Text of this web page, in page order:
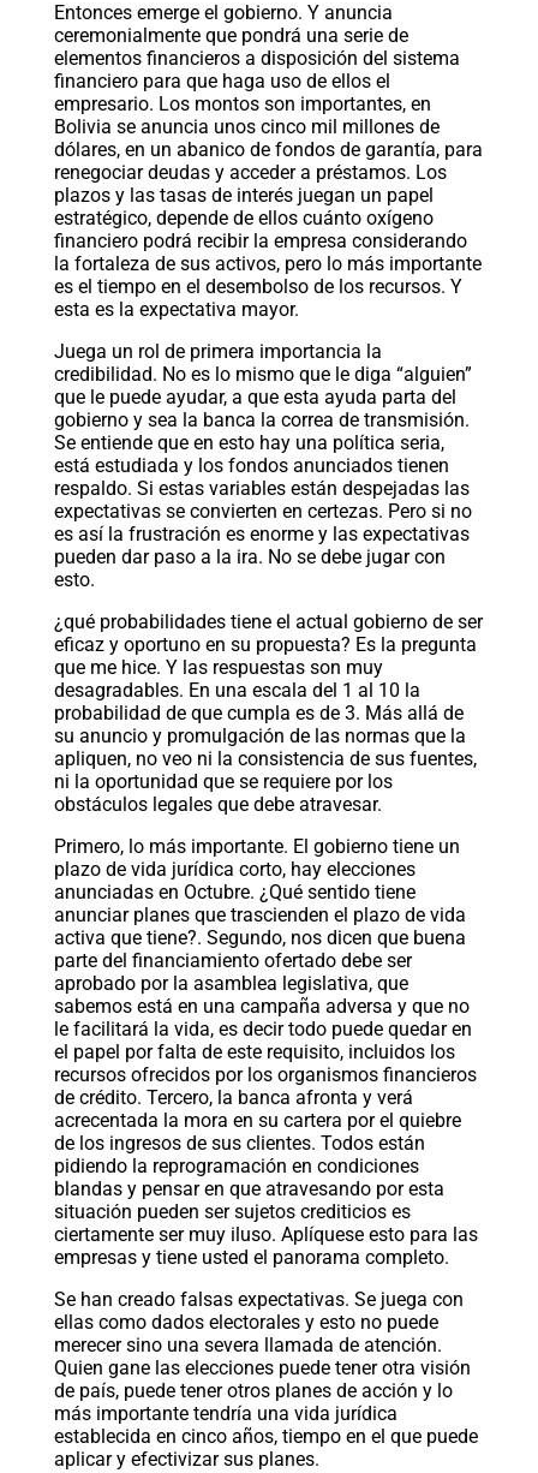
Entonces emerge el gobierno. Y anuncia
ceremonialmente que pondrá una serie de
elementos financieros a disposición del sistema
financiero para que haga uso de ellos el
empresario. Los montos son importantes, en
Bolivia se anuncia unos cinco mil millones de
dólares, en un abanico de fondos de garantía, para
renegociar deudas y acceder a préstamos. Los
plazos y las tasas de interés juegan un papel
estratégico, depende de ellos cuánto oxígeno
financiero podrá recibir la empresa considerando
la fortaleza de sus activos, pero lo más importante
es el tiempo en el desembolso de los recursos. Y
esta es la expectativa mayor.
Juega un rol de primera importancia la
credibilidad. No es lo mismo que le diga “alguien”
que le puede ayudar, a que esta ayuda parta del
gobierno y sea la banca la correa de transmisión.
Se entiende que en esto hay una política seria,
está estudiada y los fondos anunciados tienen
respaldo. Si estas variables están despejadas las
expectativas se convierten en certezas. Pero si no
es así la frustración es enorme y las expectativas
pueden dar paso a la ira. No se debe jugar con
esto.
¿qué probabilidades tiene el actual gobierno de ser
eficaz y oportuno en su propuesta? Es la pregunta
que me hice. Y las respuestas son muy
desagradables. En una escala del 1 al 10 la
probabilidad de que cumpla es de 3. Más allá de
su anuncio y promulgación de las normas que la
apliquen, no veo ni la consistencia de sus fuentes,
ni la oportunidad que se requiere por los
obstáculos legales que debe atravesar.
Primero, lo más importante. El gobierno tiene un
plazo de vida jurídica corto, hay elecciones
anunciadas en Octubre. ¿Qué sentido tiene
anunciar planes que trascienden el plazo de vida
activa que tiene?. Segundo, nos dicen que buena
parte del financiamiento ofertado debe ser
aprobado por la asamblea legislativa, que
sabemos está en una campaña adversa y que no
le facilitará la vida, es decir todo puede quedar en
el papel por falta de este requisito, incluidos los
recursos ofrecidos por los organismos financieros
de crédito. Tercero, la banca afronta y verá
acrecentada la mora en su cartera por el quiebre
de los ingresos de sus clientes. Todos están
pidiendo la reprogramación en condiciones
blandas y pensar en que atravesando por esta
situación pueden ser sujetos crediticios es
ciertamente ser muy iluso. Aplíquese esto para las
empresas y tiene usted el panorama completo.
Se han creado falsas expectativas. Se juega con
ellas como dados electorales y esto no puede
merecer sino una severa llamada de atención.
Quien gane las elecciones puede tener otra visión
de país, puede tener otros planes de acción y lo
más importante tendría una vida jurídica
establecida en cinco años, tiempo en el que puede
aplicar y efectivizar sus planes.